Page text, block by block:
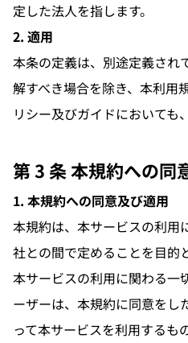
定した法人を指します。
2. 適用
本条の定義は、別途定義され
解すべき場合を除き、本利用
リシー及びガイドにおいても
第 3 条 本規約への同
1. 本規約への同意及び適用
本規約は、本サービスの利用
社との間で定めることを目的
本サービスの利用に関わる一
ーザーは、本規約に同意をし
って本サービスを利用するも